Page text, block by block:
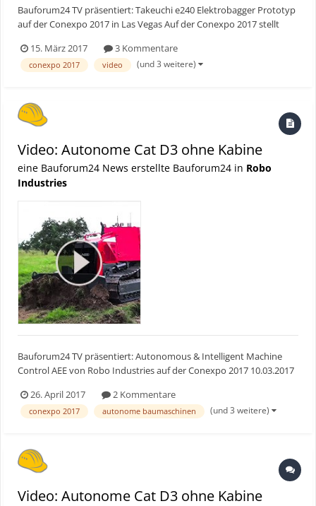
Bauforum24 TV präsentiert: Takeuchi e240 Elektrobagger Prototyp
auf der Conexpo 2017 in Las Vegas Auf der Conexpo 2017 stellt
nahezu geräuschloser Elektrobagger mit einer Akkulaufzeit von bis
zu 9 Stunden. Wie ist eure Me...
15. März 2017 3 Kommentare
conexpo 2017 video (und 3 weitere)
Video: Autonome Cat D3 ohne Kabine
eine Bauforum24 News erstellte Bauforum24 in Robo
Industries
Bauforum24 TV präsentiert: Autonomous & Intelligent Machine
Control AEE von Robo Industries auf der Conexpo 2017 10.03.2017
Maschine umgerüstet werden. Das bietet Robo Industries und
zeigt auf der Conexpo 2017 seine "Autonomo...
26. April 2017 2 Kommentare
conexpo 2017 autonome baumaschinen (und 3 weitere)
Video: Autonome Cat D3 ohne Kabine